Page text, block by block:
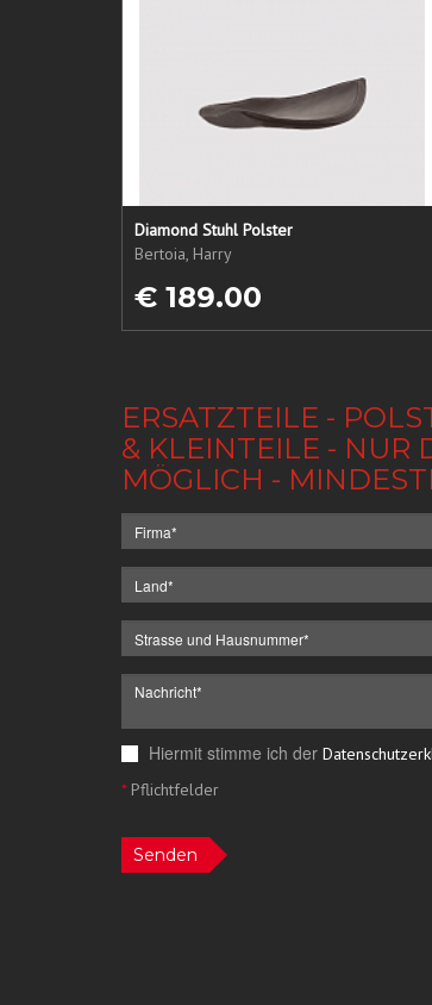
Diamond Stuhl Polster
Bertoia, Harry
€ 189.00
ERSATZTEILE -
& KLEINTEILE - NUR
MÖGLICH -
Hiermit stimme ich der
*Pflichtfelder
Senden